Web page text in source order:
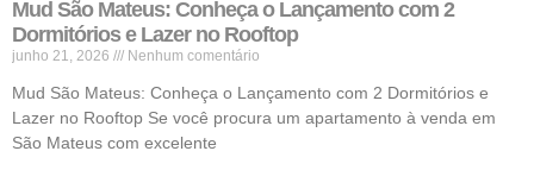
Mud São Mateus: Conheça o Lançamento com 2
Dormitórios e Lazer no Rooftop
junho 21, 2026 Nenhum comentário
Mud São Mateus: Conheça o Lançamento com 2 Dormitórios e
Lazer no Rooftop Se você procura um apartamento à venda em
São Mateus com excelente